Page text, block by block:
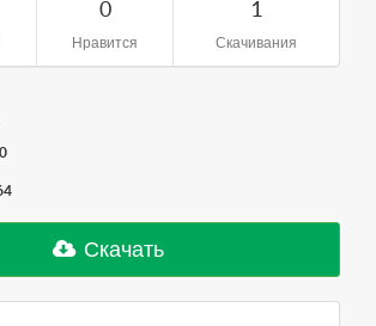
0
Нравится
1
Скачивания
Скачать